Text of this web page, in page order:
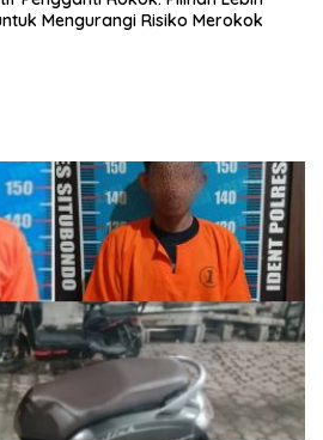
Mengurangi Risiko Merokok